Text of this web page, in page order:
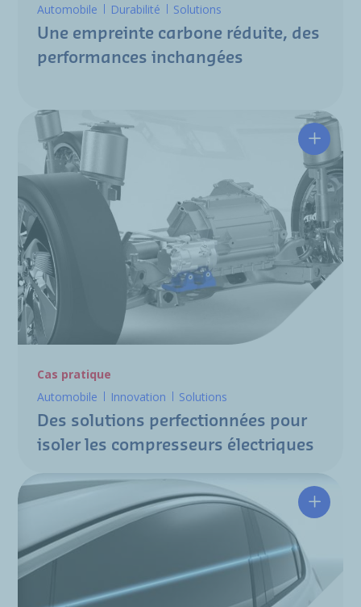
Automobile
Durabilité Solutions
Une empreinte carbone réduite, des
performances inchangées
Des
Cas pratique
Automobile
Innovation Solutions
Des solutions perfectionnées pour
isoler les compresseurs électriques
Un